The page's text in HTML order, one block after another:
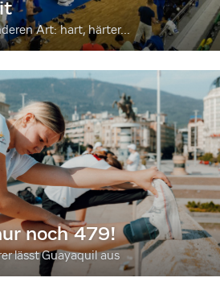
Art: hart, härter...
noch 479!
lässt Guayaquil aus